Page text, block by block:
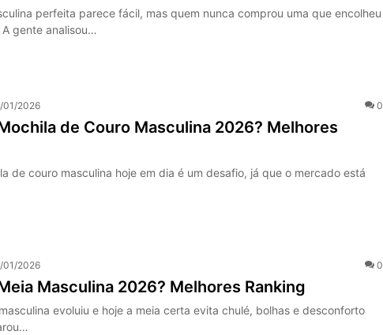
perfeita parece fácil, mas quem nunca comprou uma que encolheu
gente analisou…
01/2026 0
de Couro Masculina 2026? Melhores
de couro masculina hoje em dia é um desafio, já que o mercado está
01/2026 0
Masculina 2026? Melhores Ranking
evoluiu e hoje a meia certa evita chulé, bolhas e desconforto